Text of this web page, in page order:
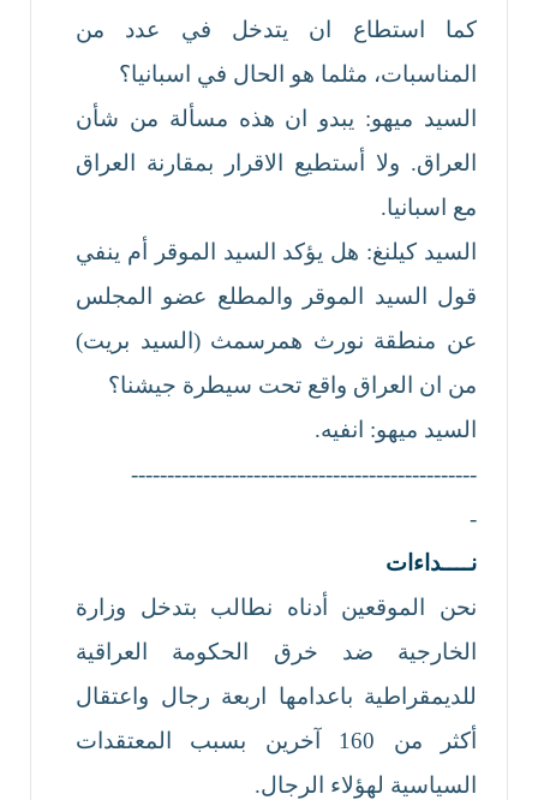
كما استطاع ان يتدخل في عدد من
المناسبات، مثلما هو الحال في اسبانيا؟
السيد ميهو: يبدو ان هذه مسألة من شأن
العراق. ولا أستطيع الاقرار بمقارنة العراق
مع اسبانيا.
السيد كيلنغ: هل يؤكد السيد الموقر أم ينفي
قول السيد الموقر والمطلع عضو المجلس
عن منطقة نورث همرسمث (السيد بريت)
من ان العراق واقع تحت سيطرة جيشنا؟
السيد ميهو: انفيه.
------------------------------------------------
-
نــــداءات
نحن الموقعين أدناه نطالب بتدخل وزارة
الخارجية ضد خرق الحكومة العراقية
للديمقراطية باعدامها اربعة رجال واعتقال
أكثر من 160 آخرين بسبب المعتقدات
السياسية لهؤلاء الرجال.